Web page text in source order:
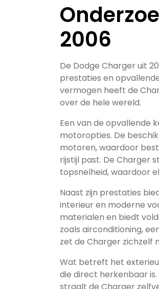
2006
De Dodge Charger uit
prestaties en
vermogen heeft de
over de hele wereld.
Een van de opvallende
motoropties. De
motoren, waardoor
rijstijl past. De Charger
topsnelheid, waardoor
Naast zijn prestaties
interieur en moderne
materialen en biedt
zoals airconditioning,
zet de Charger zichzelf
Wat betreft het
die direct herkenbaar